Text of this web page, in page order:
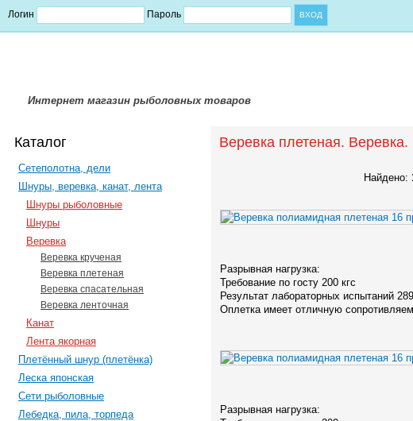
Логин Пароль
Интернет магазин рыболовных товаров
Каталог
Сетеполотна, дели
Шнуры, веревка, канат, лента
Шнуры рыболовные
Шнуры
Веревка
Веревка крученая
Веревка плетеная
Веревка спасательная
Веревка ленточная
Канат
Лента якорная
Плетённый шнур (плетёнка)
Леска японская
Сети рыболовные
Лебедка, пила, торпеда
Веревка плетеная.
Найдено:
Разрывная нагрузка:
Требование по госту 200 кгс
Результат лабораторных испытаний
Оплетка имеет отличную
Разрывная нагрузка: